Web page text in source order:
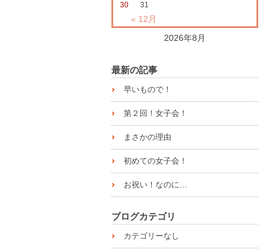
2026年8月
« 12月
30
31
最新の記事
早いもので！
第２回！女子会！
まさかの理由
初めての女子会！
お祝い！なのに…
ブログカテゴリ
カテゴリーなし